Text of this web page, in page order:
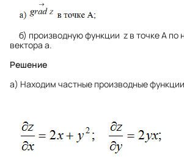
б) производную функции z в точке А по
вектора а.
Решение
а) Находим частные производные